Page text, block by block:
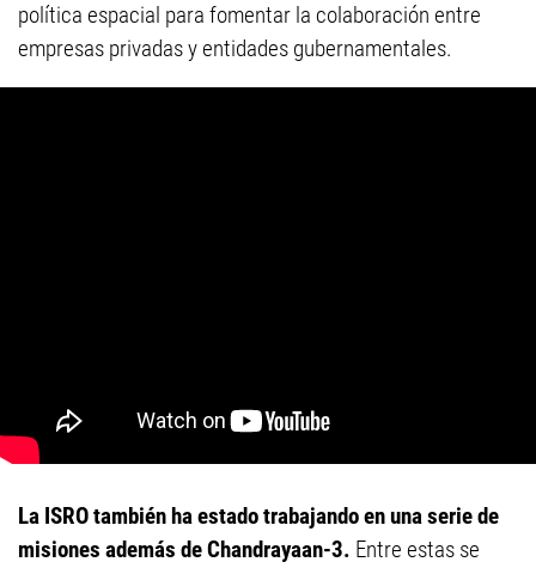
política espacial para fomentar la colaboración entre
empresas privadas y entidades gubernamentales.
La ISRO también ha estado trabajando en una serie de
misiones además de Chandrayaan-3. Entre estas se